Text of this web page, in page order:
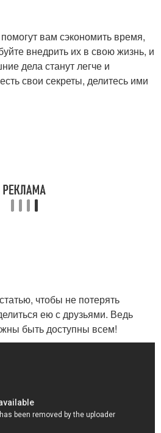
вам сэкономить время,
внедрить их в свою жизнь, и
дела станут легче и
свои секреты, делитесь ими
чтобы не потерять
ею с друзьями. Ведь
быть доступны всем!